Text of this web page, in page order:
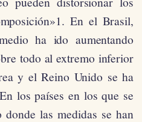
En el Brasil,
ha ido aumentando
todo al extremo inferior
y el Reino Unido se ha
los países en los que se
las medidas se han